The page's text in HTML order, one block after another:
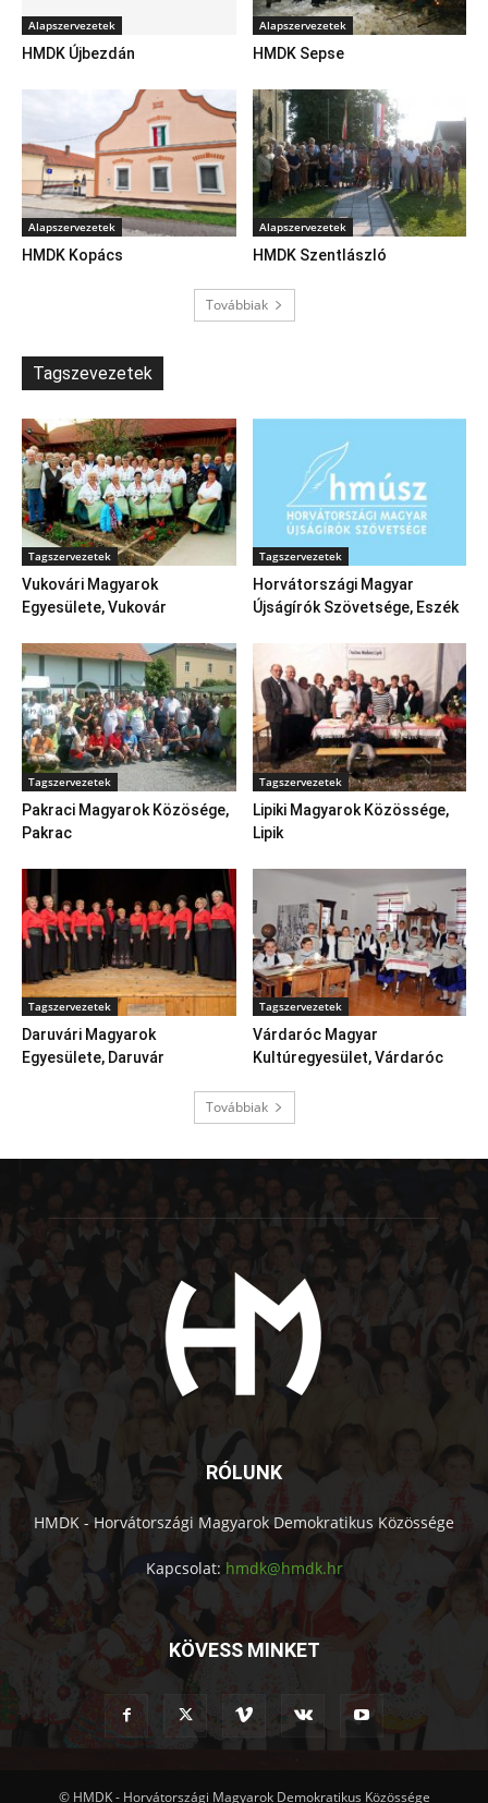
Alapszervezetek
HMDK Újbezdán
Alapszervezetek
HMDK Sepse
Alapszervezetek
HMDK Kopács
Alapszervezetek
HMDK Szentlászló
Továbbiak
Tagszevezetek
Tagszervezetek
Vukovári Magyarok
Egyesülete, Vukovár
Tagszervezetek
Horvátországi Magyar
Újságírók Szövetsége, Eszék
Tagszervezetek
Pakraci Magyarok Közösége,
Pakrac
Tagszervezetek
Lipiki Magyarok Közössége,
Lipik
Tagszervezetek
Daruvári Magyarok
Egyesülete, Daruvár
Tagszervezetek
Várdaróc Magyar
Kultúregyesület, Várdaróc
Továbbiak
RÓLUNK
HMDK - Horvátországi Magyarok Demokratikus Közössége
Kapcsolat: hmdk@hmdk.hr
KÖVESS MINKET
© HMDK - Horvátországi Magyarok Demokratikus Közössége